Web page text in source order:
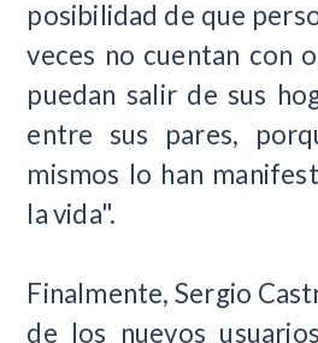
posibilidad de que
veces no cuentan con
puedan salir de sus
entre sus pares,
mismos lo han
la vida".
Finalmente, Sergio
de los nuevos